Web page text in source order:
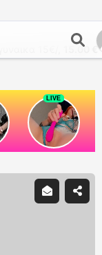
15.00 €